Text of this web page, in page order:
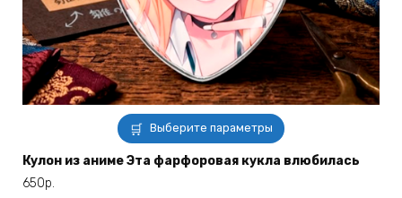
Выберите параметры
Этот
товар
имеет
Кулон из аниме Эта фарфоровая кукла влюбилась
650р.